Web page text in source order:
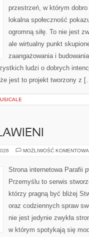
przestrzeń, w którym
lokalna społeczność
ogromną siłę. To nie jest
ale wirtualny punkt
zaangażowania i
ludzi o dobrych
jest to projekt tworzony z
MOŻLIWOŚĆ
Strona internetowa Parafii
Przemyślu to serwis
którzy pragną być bliżej
oraz codziennych spraw
nie jest jedynie zwykła
w którym spotykają się